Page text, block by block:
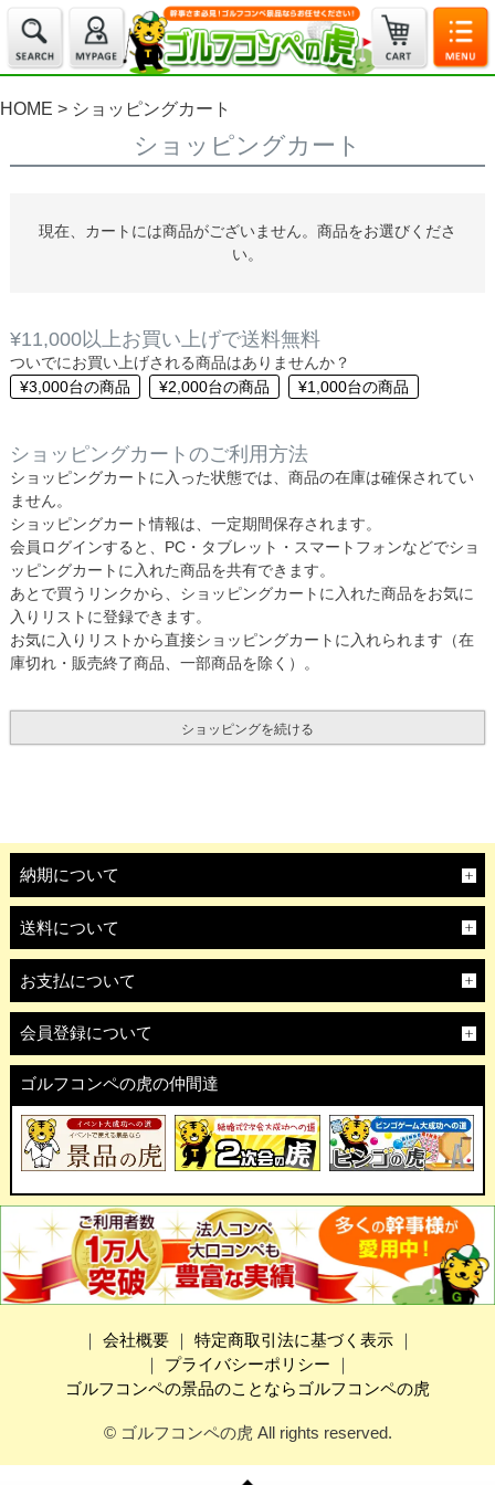
HOME ショッピングカート
ショッピングカート
現在、カートには商品がございません。商品をお選びくださ
い。
¥11,000以上お買い上げで送料無料
ついでにお買い上げされる商品はありませんか？
¥3,000台の商品
¥2,000台の商品 ¥1,000台の商品
ショッピングカートのご利用方法
ショッピングカートに入った状態では、商品の在庫は確保されてい
ません。
ショッピングカート情報は、一定期間保存されます。
会員ログインすると、PC・タブレット・スマートフォンなどでショ
ッピングカートに入れた商品を共有できます。
あとで買うリンクから、ショッピングカートに入れた商品をお気に
入りリストに登録できます。
お気に入りリストから直接ショッピングカートに入れられます（在
庫切れ・販売終了商品、一部商品を除く）。
ショッピングを続ける
納期について
送料について
お支払について
会員登録について
ゴルフコンペの虎の仲間達
｜ 会社概要｜ 特定商取引法に基づく表示｜
｜ プライバシーポリシー ｜
ゴルフコンペの景品のことならゴルフコンペの虎
© ゴルフコンペの虎 All rights reserved.